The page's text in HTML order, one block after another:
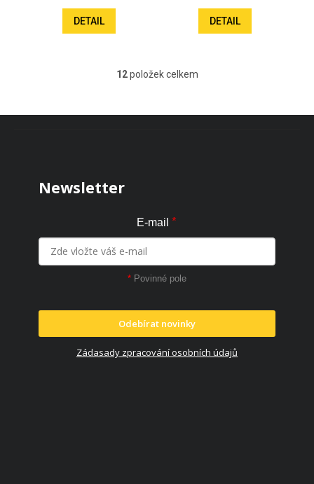
DETAIL DETAIL
Ovládací prvky výpisu
12položek celkem
Newsletter
E-mail *
* Povinné pole
Odebírat novinky
Zádasady zpracování osobních údajů